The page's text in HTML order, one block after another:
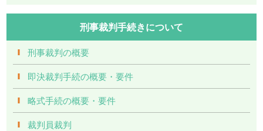
刑事裁判手続きについて
刑事裁判の概要
即決裁判手続の概要・要件
略式手続の概要・要件
裁判員裁判